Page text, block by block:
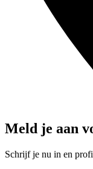
Meld je aan
Schrijf je nu in en